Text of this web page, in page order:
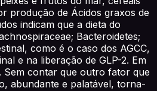
produção de Ácidos graxos de
indicam que a dieta do
Bacteroidetes;
como é o caso dos AGCC,
e na liberação de GLP-2. Em
Sem contar que outro fator que
abundante e palatável, torna-